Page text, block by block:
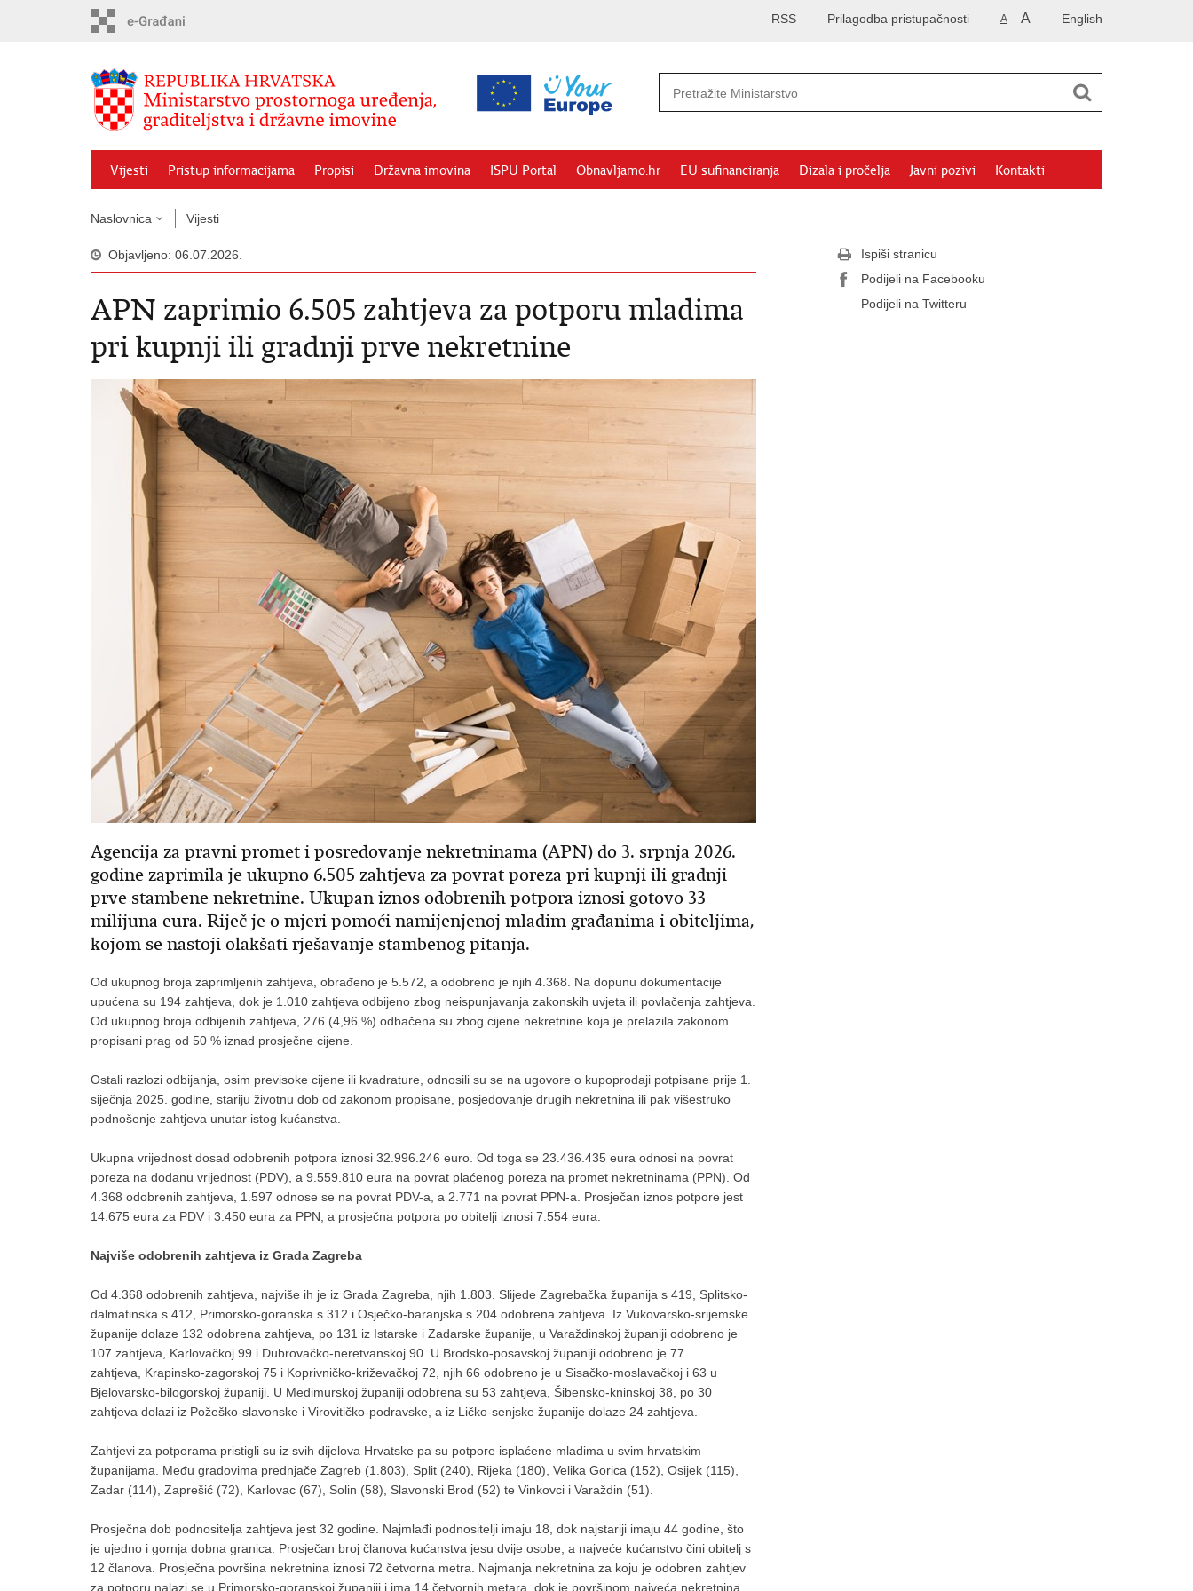
English
A A
Prilagodba pristupačnosti
RSS
Vijesti Pristup informacijama Propisi Državna imovina ISPU Portal Obnavljamo.hr EU sufinanciranja Dizala i pročelja Javni pozivi Kontakti
Naslovnica Vijesti
Objavljeno: 06.07.2026.
APN zaprimio 6.505 zahtjeva za potporu mladima
pri kupnji ili gradnji prve nekretnine
Agencija za pravni promet i posredovanje nekretninama (APN) do 3. srpnja 2026.
godine zaprimila je ukupno 6.505 zahtjeva za povrat poreza pri kupnji ili gradnji
prve stambene nekretnine. Ukupan iznos odobrenih potpora iznosi gotovo 33
milijuna eura. Riječ je o mjeri pomoći namijenjenoj mladim građanima i obiteljima,
kojom se nastoji olakšati rješavanje stambenog pitanja.
Od ukupnog broja zaprimljenih zahtjeva, obrađeno je 5.572, a odobreno je njih 4.368. Na dopunu dokumentacije
upućena su 194 zahtjeva, dok je 1.010 zahtjeva odbijeno zbog neispunjavanja zakonskih uvjeta ili povlačenja zahtjeva.
Od ukupnog broja odbijenih zahtjeva, 276 (4,96 %) odbačena su zbog cijene nekretnine koja je prelazila zakonom
propisani prag od 50 % iznad prosječne cijene.
Ostali razlozi odbijanja, osim previsoke cijene ili kvadrature, odnosili su se na ugovore o kupoprodaji potpisane prije 1.
siječnja 2025. godine, stariju životnu dob od zakonom propisane, posjedovanje drugih nekretnina ili pak višestruko
podnošenje zahtjeva unutar istog kućanstva.
Ukupna vrijednost dosad odobrenih potpora iznosi 32.996.246 euro. Od toga se 23.436.435 eura odnosi na povrat
poreza na dodanu vrijednost (PDV), a 9.559.810 eura na povrat plaćenog poreza na promet nekretninama (PPN). Od
4.368 odobrenih zahtjeva, 1.597 odnose se na povrat PDV-a, a 2.771 na povrat PPN-a. Prosječan iznos potpore jest
14.675 eura za PDV i 3.450 eura za PPN, a prosječna potpora po obitelji iznosi 7.554 eura.
Najviše odobrenih zahtjeva iz Grada Zagreba
Od 4.368 odobrenih zahtjeva, najviše ih je iz Grada Zagreba, njih 1.803. Slijede Zagrebačka županija s 419, Splitsko-
dalmatinska s 412, Primorsko-goranska s 312 i Osječko-baranjska s 204 odobrena zahtjeva. Iz Vukovarsko-srijemske
županije dolaze 132 odobrena zahtjeva, po 131 iz Istarske i Zadarske županije, u Varaždinskoj županiji odobreno je
107 zahtjeva, Karlovačkoj 99 i Dubrovačko-neretvanskoj 90. U Brodsko-posavskoj županiji odobreno je 77
zahtjeva, Krapinsko-zagorskoj 75 i Koprivničko-križevačkoj 72, njih 66 odobreno je u Sisačko-moslavačkoj i 63 u
Bjelovarsko-bilogorskoj županiji. U Međimurskoj županiji odobrena su 53 zahtjeva, Šibensko-kninskoj 38, po 30
zahtjeva dolazi iz Požeško-slavonske i Virovitičko-podravske, a iz Ličko-senjske županije dolaze 24 zahtjeva.
Zahtjevi za potporama pristigli su iz svih dijelova Hrvatske pa su potpore isplaćene mladima u svim hrvatskim
županijama. Među gradovima prednjače Zagreb (1.803), Split (240), Rijeka (180), Velika Gorica (152), Osijek (115),
Zadar (114), Zaprešić (72), Karlovac (67), Solin (58), Slavonski Brod (52) te Vinkovci i Varaždin (51).
Prosječna dob podnositelja zahtjeva jest 32 godine. Najmlađi podnositelji imaju 18, dok najstariji imaju 44 godine, što
je ujedno i gornja dobna granica. Prosječan broj članova kućanstva jesu dvije osobe, a najveće kućanstvo čini obitelj s
12 članova. Prosječna površina nekretnina iznosi 72 četvorna metra. Najmanja nekretnina za koju je odobren zahtjev
za potporu nalazi se u Primorsko-goranskoj županiji i ima 14 četvornih metara, dok je površinom najveća nekretnina
Ispiši stranicu
Podijeli na Facebooku
Podijeli na Twitteru